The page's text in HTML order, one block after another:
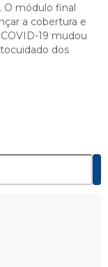
O módulo final
a cobertura e
19 mudou
dos